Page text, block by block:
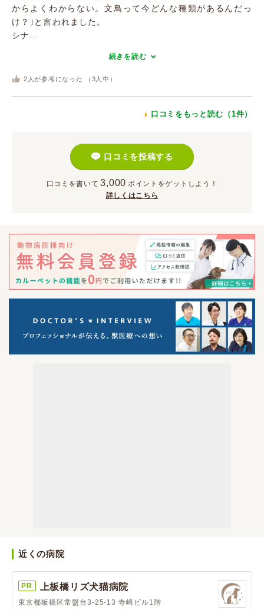
からよくわからない。文鳥って今どんな種類があるんだっ
け？｣と言われました。
シナ...
続きを読む
2 人が参考になった （ 3 人中）
口コミをもっと読む（1件）
口コミを投稿する
口コミを書いて 3,000 ポイント をゲットしよう！
詳しくはこちら
近くの病院
PR 上板橋リズ犬猫病院
東京都板橋区常盤台3-25-13 寺崎ビル1階